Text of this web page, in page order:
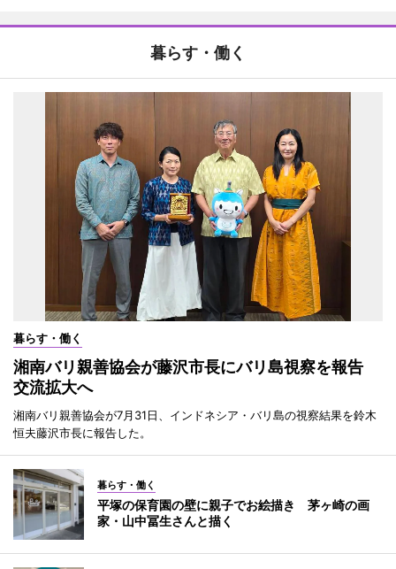
暮らす・働く
暮らす・働く
湘南バリ親善協会が藤沢市長にバリ島視察を報告
交流拡大へ
湘南バリ親善協会が7月31日、インドネシア・バリ島の視察結果を鈴木
恒夫藤沢市長に報告した。
暮らす・働く
平塚の保育園の壁に親子でお絵描き 茅ヶ崎の画
家・山中冨生さんと描く